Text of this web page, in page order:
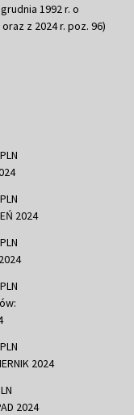
1992 r. o
z 2024 r. poz. 96)
2024
2024
2024